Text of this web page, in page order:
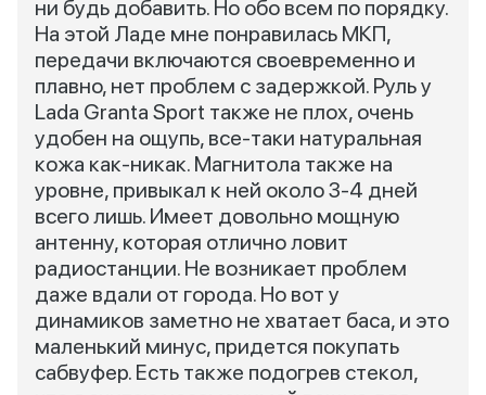
ни будь добавить. Но обо всем по порядку.
На этой Ладе мне понравилась МКП,
передачи включаются своевременно и
плавно, нет проблем с задержкой. Руль у
Lada Granta Sport также не плох, очень
удобен на ощупь, все-таки натуральная
кожа как-никак. Магнитола также на
уровне, привыкал к ней около 3-4 дней
всего лишь. Имеет довольно мощную
антенну, которая отлично ловит
радиостанции. Не возникает проблем
даже вдали от города. Но вот у
динамиков заметно не хватает баса, и это
маленький минус, придется покупать
сабвуфер. Есть также подогрев стекол,